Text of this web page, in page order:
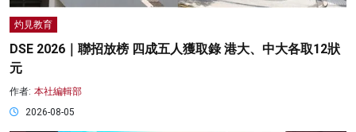
灼見教育
DSE 2026｜聯招放榜 四成五人獲取錄 港大、中大各取12狀
元
作者: 本社編輯部
2026-08-05